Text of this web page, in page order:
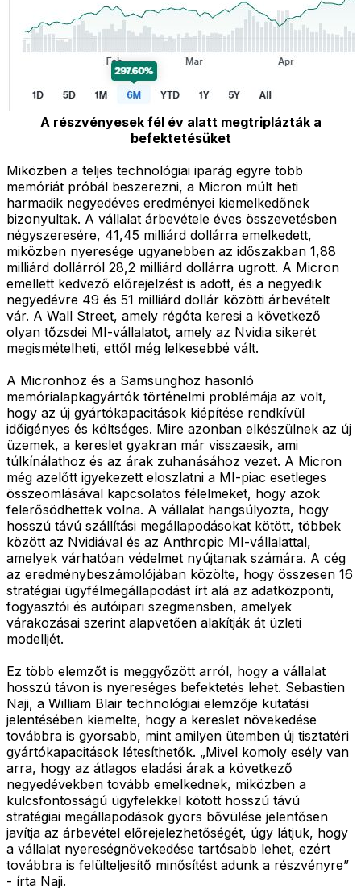
A részvényesek fél év alatt megtriplázták a
befektetésüket
Miközben a teljes technológiai iparág egyre több
memóriát próbál beszerezni, a Micron múlt heti
harmadik negyedéves eredményei kiemelkedőnek
bizonyultak. A vállalat árbevétele éves összevetésben
négyszeresére, 41,45 milliárd dollárra emelkedett,
miközben nyeresége ugyanebben az időszakban 1,88
milliárd dollárról 28,2 milliárd dollárra ugrott. A Micron
emellett kedvező előrejelzést is adott, és a negyedik
negyedévre 49 és 51 milliárd dollár közötti árbevételt
vár. A Wall Street, amely régóta keresi a következő
olyan tőzsdei MI-vállalatot, amely az Nvidia sikerét
megismételheti, ettől még lelkesebbé vált.
A Micronhoz és a Samsunghoz hasonló
memórialapkagyártók történelmi problémája az volt,
hogy az új gyártókapacitások kiépítése rendkívül
időigényes és költséges. Mire azonban elkészülnek az új
üzemek, a kereslet gyakran már visszaesik, ami
túlkínálathoz és az árak zuhanásához vezet. A Micron
még azelőtt igyekezett eloszlatni a MI-piac esetleges
összeomlásával kapcsolatos félelmeket, hogy azok
felerősödhettek volna. A vállalat hangsúlyozta, hogy
hosszú távú szállítási megállapodásokat kötött, többek
között az Nvidiával és az Anthropic MI-vállalattal,
amelyek várhatóan védelmet nyújtanak számára. A cég
az eredménybeszámolójában közölte, hogy összesen 16
stratégiai ügyfélmegállapodást írt alá az adatközponti,
fogyasztói és autóipari szegmensben, amelyek
várakozásai szerint alapvetően alakítják át üzleti
modelljét.
Ez több elemzőt is meggyőzött arról, hogy a vállalat
hosszú távon is nyereséges befektetés lehet. Sebastien
Naji, a William Blair technológiai elemzője kutatási
jelentésében kiemelte, hogy a kereslet növekedése
továbbra is gyorsabb, mint amilyen ütemben új tisztatéri
gyártókapacitások létesíthetők. „Mivel komoly esély van
arra, hogy az átlagos eladási árak a következő
negyedévekben tovább emelkednek, miközben a
kulcsfontosságú ügyfelekkel kötött hosszú távú
stratégiai megállapodások gyors bővülése jelentősen
javítja az árbevétel előrejelezhetőségét, úgy látjuk, hogy
a vállalat nyereségnövekedése tartósabb lehet, ezért
továbbra is felülteljesítő minősítést adunk a részvényre”
- írta Naji.